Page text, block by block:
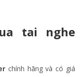
tai nghe
chính hãng và có giá